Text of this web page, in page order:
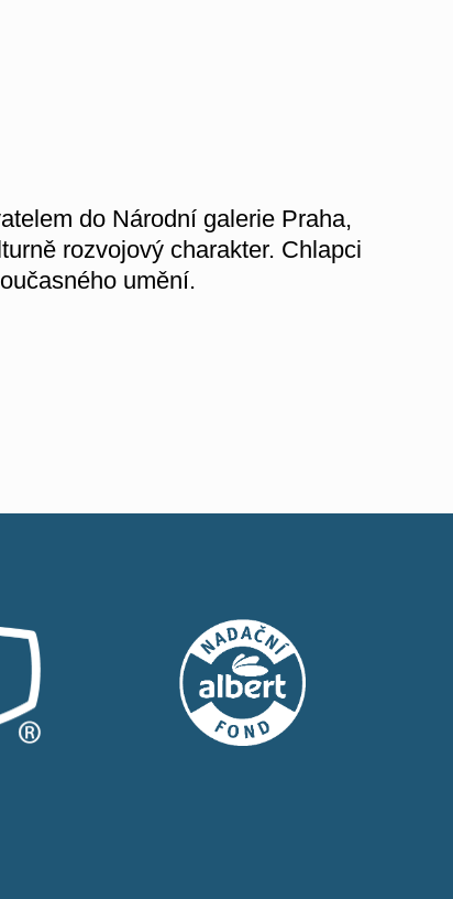
do Národní galerie Praha,
rozvojový charakter. Chlapci
umění.